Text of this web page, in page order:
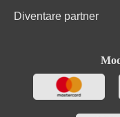
Diventare partner